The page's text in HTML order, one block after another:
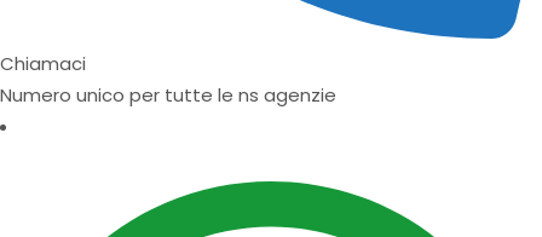
Chiamaci
Numero unico per tutte le ns agenzie